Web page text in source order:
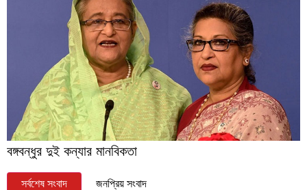
বঙ্গবন্ধুর দুই কন্যার মানবিকতা
সর্বশেষ সংবাদ জনপ্রিয় সংবাদ